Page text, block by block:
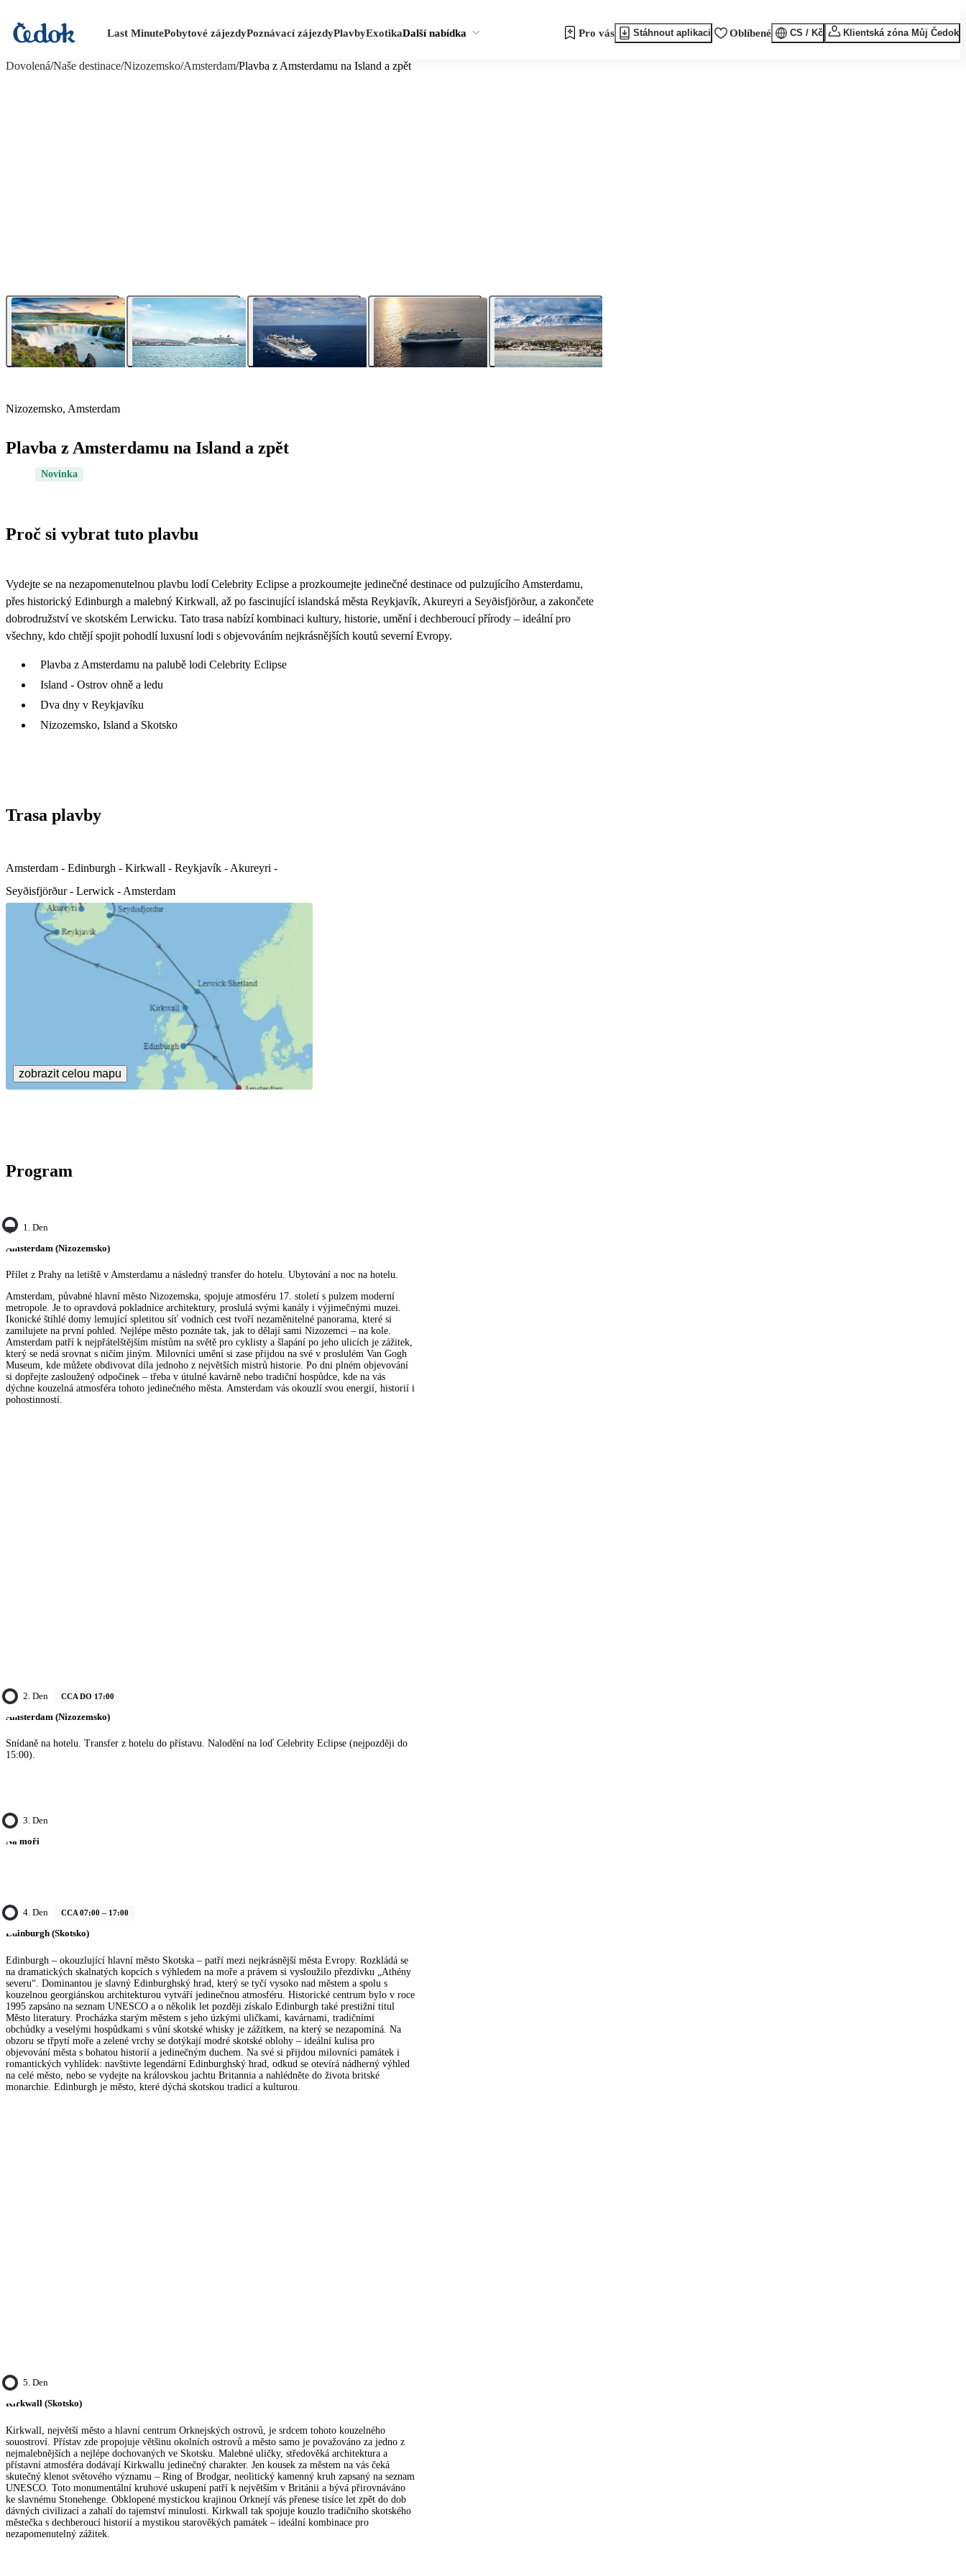
Last MinutePobytové zájezdyPoznávací zájezdyPlavbyExotikaDalší nabídka Pro vás Stáhnout aplikaci Oblíbené CS / Kč Klientská zóna Můj Čedok
Dovolená/Naše destinace/Nizozemsko/Amsterdam/Plavba z Amsterdamu na Island a zpět
Nizozemsko, Amsterdam
Plavba z Amsterdamu na Island a zpět
Novinka
Proč si vybrat tuto plavbu
Vydejte se na nezapomenutelnou plavbu lodí Celebrity Eclipse a prozkoumejte jedinečné destinace od pulzujícího Amsterdamu,
přes historický Edinburgh a malebný Kirkwall, až po fascinující islandská města Reykjavík, Akureyri a Seyðisfjörður, a zakončete
dobrodružství ve skotském Lerwicku. Tato trasa nabízí kombinaci kultury, historie, umění i dechberoucí přírody – ideální pro
všechny, kdo chtějí spojit pohodlí luxusní lodi s objevováním nejkrásnějších koutů severní Evropy.
Plavba z Amsterdamu na palubě lodi Celebrity Eclipse
Island - Ostrov ohně a ledu
Dva dny v Reykjavíku
Nizozemsko, Island a Skotsko
Trasa plavby
Amsterdam - Edinburgh - Kirkwall - Reykjavík - Akureyri -
Seyðisfjörður - Lerwick - Amsterdam
zobrazit celou mapu
Program
1. Den
Amsterdam (Nizozemsko)
Přílet z Prahy na letiště v Amsterdamu a následný transfer do hotelu. Ubytování a noc na hotelu.
Amsterdam, půvabné hlavní město Nizozemska, spojuje atmosféru 17. století s pulzem moderní
metropole. Je to opravdová pokladnice architektury, proslulá svými kanály i výjimečnými muzei.
Ikonické štíhlé domy lemující spletitou síť vodních cest tvoří nezaměnitelné panorama, které si
zamilujete na první pohled. Nejlépe město poznáte tak, jak to dělají sami Nizozemci – na kole.
Amsterdam patří k nejpřátelštějším místům na světě pro cyklisty a šlapání po jeho ulicích je zážitek,
který se nedá srovnat s ničím jiným. Milovníci umění si zase přijdou na své v proslulém Van Gogh
Museum, kde můžete obdivovat díla jednoho z největších mistrů historie. Po dni plném objevování
si dopřejte zasloužený odpočinek – třeba v útulné kavárně nebo tradiční hospůdce, kde na vás
dýchne kouzelná atmosféra tohoto jedinečného města. Amsterdam vás okouzlí svou energií, historií i
pohostinností.
2. Den CCA DO 17:00
Amsterdam (Nizozemsko)
Snídaně na hotelu. Transfer z hotelu do přístavu. Nalodění na loď Celebrity Eclipse (nejpozději do
15:00).
3. Den
Na moři
4. Den CCA 07:00 – 17:00
Edinburgh (Skotsko)
Edinburgh – okouzlující hlavní město Skotska – patří mezi nejkrásnější města Evropy. Rozkládá se
na dramatických skalnatých kopcích s výhledem na moře a právem si vysloužilo přezdívku „Athény
severu“. Dominantou je slavný Edinburghský hrad, který se tyčí vysoko nad městem a spolu s
kouzelnou georgiánskou architekturou vytváří jedinečnou atmosféru. Historické centrum bylo v roce
1995 zapsáno na seznam UNESCO a o několik let později získalo Edinburgh také prestižní titul
Město literatury. Procházka starým městem s jeho úzkými uličkami, kavárnami, tradičními
obchůdky a veselými hospůdkami s vůní skotské whisky je zážitkem, na který se nezapomíná. Na
obzoru se třpytí moře a zelené vrchy se dotýkají modré skotské oblohy – ideální kulisa pro
objevování města s bohatou historií a jedinečným duchem. Na své si přijdou milovníci památek i
romantických vyhlídek: navštivte legendární Edinburghský hrad, odkud se otevírá nádherný výhled
na celé město, nebo se vydejte na královskou jachtu Britannia a nahlédněte do života britské
monarchie. Edinburgh je město, které dýchá skotskou tradicí a kulturou.
5. Den
Kirkwall (Skotsko)
Kirkwall, největší město a hlavní centrum Orknejských ostrovů, je srdcem tohoto kouzelného
souostroví. Přístav zde propojuje většinu okolních ostrovů a město samo je považováno za jedno z
nejmalebnějších a nejlépe dochovaných ve Skotsku. Malebné uličky, středověká architektura a
přístavní atmosféra dodávají Kirkwallu jedinečný charakter. Jen kousek za městem na vás čeká
skutečný klenot světového významu – Ring of Brodgar, neolitický kamenný kruh zapsaný na seznam
UNESCO. Toto monumentální kruhové uskupení patří k největším v Británii a bývá přirovnáváno
ke slavnému Stonehenge. Obklopené mystickou krajinou Orknejí vás přenese tisíce let zpět do dob
dávných civilizací a zahalí do tajemství minulosti. Kirkwall tak spojuje kouzlo tradičního skotského
městečka s dechberoucí historií a mystikou starověkých památek – ideální kombinace pro
nezapomenutelný zážitek.